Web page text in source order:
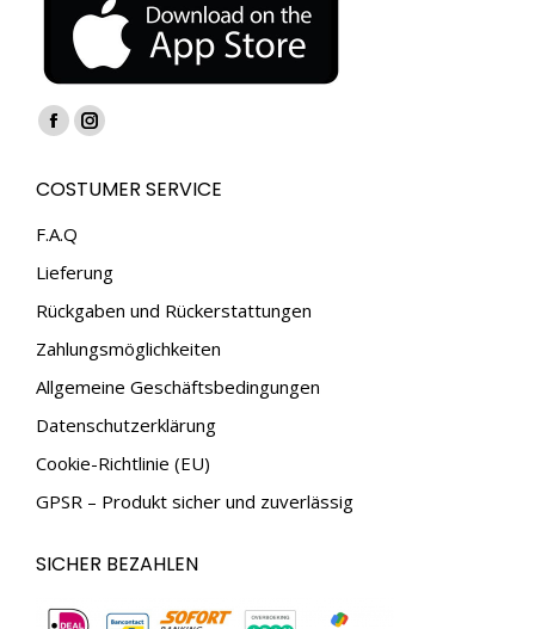
Finden Sie uns auf:
Facebook
opens
in
window
Instagram
opens
window
COSTUMER SERVICE
F.A.Q
Lieferung
Rückgaben und Rückerstattungen
Zahlungsmöglichkeiten
Allgemeine Geschäftsbedingungen
Datenschutzerklärung
Cookie-Richtlinie (EU)
GPSR – Produkt sicher und zuverlässig
SICHER BEZAHLEN